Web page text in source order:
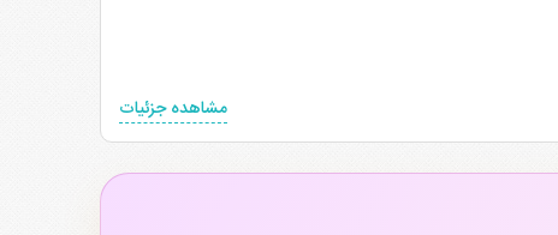
مشاهده جزئیات